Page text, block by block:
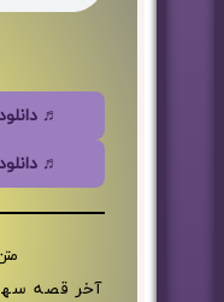
♬
♬
آخر قصه